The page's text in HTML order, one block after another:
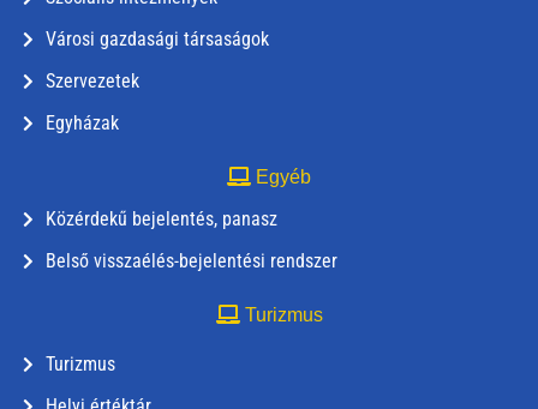
Városi gazdasági társaságok
Szervezetek
Egyházak
Egyéb
Közérdekű bejelentés, panasz
Belső visszaélés-bejelentési rendszer
Turizmus
Turizmus